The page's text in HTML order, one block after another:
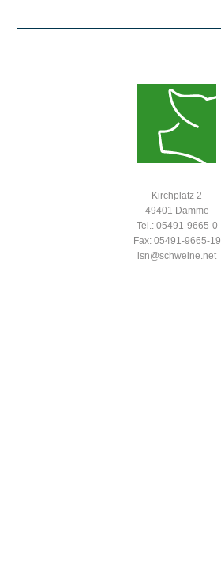
Kirchplatz 2
49401 Damme
Tel.: 05491-9665-0
Fax: 05491-9665-19
isn@schweine.net